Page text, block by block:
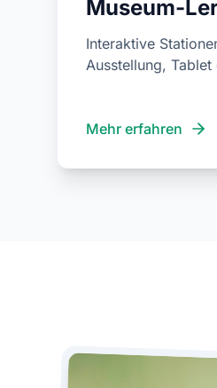
Museum-
Interaktive
Ausstellung, Tablet
Mehr erfahren